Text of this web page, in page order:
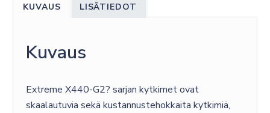
KUVAUS LISÄTIEDOT
Kuvaus
Extreme X440-G2? sarjan kytkimet ovat
skaalautuvia sekä kustannustehokkaita kytkimiä,